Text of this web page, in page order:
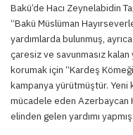
Bakü’de Hacı Zeynelabidin
“Bakü Müslüman
yardımlarda bulunmuş,
çaresiz ve savunmasız kalan
korumak için “Kardeş
kampanya yürütmüştür. Yeni
mücadele eden Azerbaycan
elinden gelen yardımı